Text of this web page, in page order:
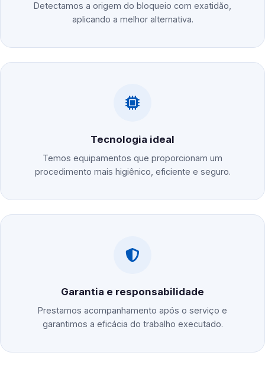
Detectamos a origem do bloqueio com exatidão,
aplicando a melhor alternativa.
Tecnologia ideal
Temos equipamentos que proporcionam um
procedimento mais higiênico, eficiente e seguro.
Garantia e responsabilidade
Prestamos acompanhamento após o serviço e
garantimos a eficácia do trabalho executado.